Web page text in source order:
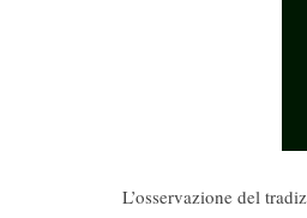
L’osservazione del